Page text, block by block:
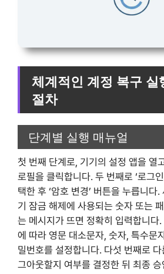
체계적인 계정 복구 실
절차
단계별 실행 매뉴얼
첫 번째 단계로, 기기의 설정 앱을 열
로필을 클릭합니다. 두 번째로 ‘로그
택한 후 ‘암호 변경’ 버튼을 누릅니다
기 잠금 해제에 사용되는 숫자 또는
는 메시지가 뜨면 정확히 입력합니다
에 따라 영문 대소문자, 숫자, 특수문
밀번호를 설정합니다. 다섯 번째로
그아웃할지 여부를 결정한 뒤 최종